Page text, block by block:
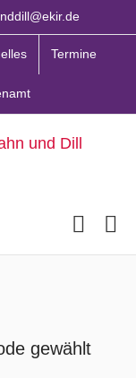
Termine
gewählt